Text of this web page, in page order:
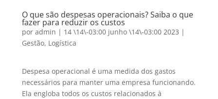
O que são despesas operacionais? Saiba o que
fazer para reduzir os custos
por admin | 14 \14\-03:00 junho \14\-03:00 2023 |
Gestão, Logística
Despesa operacional é uma medida dos gastos
necessários para manter uma empresa funcionando.
Ela engloba todos os custos relacionados à